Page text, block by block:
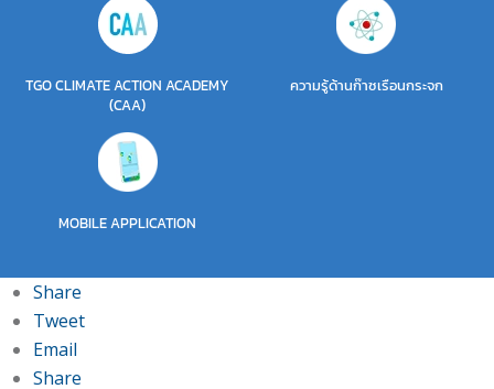
TGO CLIMATE ACTION ACADEMY
(CAA)
ความรู้ด้านก๊าซเรือนกระจก
MOBILE APPLICATION
Share
Tweet
Email
Share